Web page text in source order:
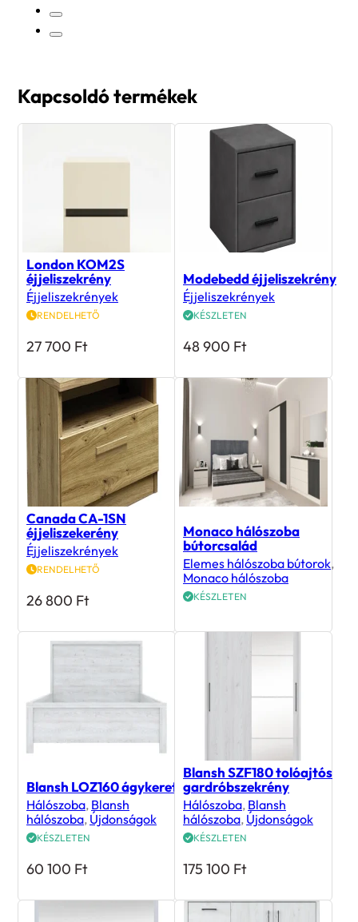
Kapcsoldó termékek
London KOM2S
éjjeliszekrény
Éjjeliszekrények
RENDELHETŐ
27 700 Ft
Modebedd éjjeliszekrény
Éjjeliszekrények
KÉSZLETEN
48 900 Ft
Canada CA-1SN
éjjeliszekerény
Éjjeliszekrények
RENDELHETŐ
26 800 Ft
Monaco hálószoba
bútorcsalád
Elemes hálószoba bútorok,
Monaco hálószoba
KÉSZLETEN
Blansh LOZ160 ágykeret
Hálószoba, Blansh
hálószoba, Újdonságok
KÉSZLETEN
60 100 Ft
Blansh SZF180 tolóajtós
gardróbszekrény
Hálószoba, Blansh
hálószoba, Újdonságok
KÉSZLETEN
175 100 Ft